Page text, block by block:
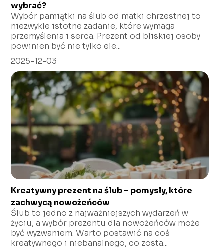
wybrać?
Wybór pamiątki na ślub od matki chrzestnej to
niezwykle istotne zadanie, które wymaga
przemyślenia i serca. Prezent od bliskiej osoby
powinien być nie tylko ele...
2025-12-03
Kreatywny prezent na ślub – pomysły, które
zachwycą nowożeńców
Ślub to jedno z najważniejszych wydarzeń w
życiu, a wybór prezentu dla nowożeńców może
być wyzwaniem. Warto postawić na coś
kreatywnego i niebanalnego, co zosta...